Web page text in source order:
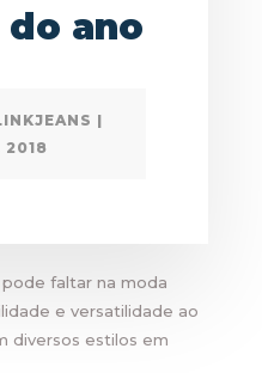
ano
|
2018
faltar na moda
e versatilidade ao
diversos estilos em